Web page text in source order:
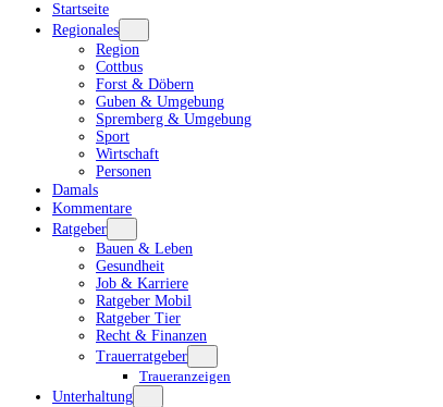
Startseite
Regionales
Region
Cottbus
Forst & Döbern
Guben & Umgebung
Spremberg & Umgebung
Sport
Wirtschaft
Personen
Damals
Kommentare
Ratgeber
Bauen & Leben
Gesundheit
Job & Karriere
Ratgeber Mobil
Ratgeber Tier
Recht & Finanzen
Trauerratgeber
Traueranzeigen
Unterhaltung